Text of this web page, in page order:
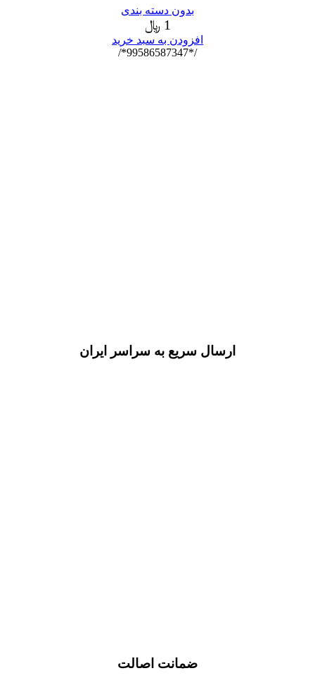
بدون دسته بندی
1 ﷼
افزودن به سبد خرید
/*99586587347*/
ارسال سریع به سراسر ایران
ضمانت اصالت